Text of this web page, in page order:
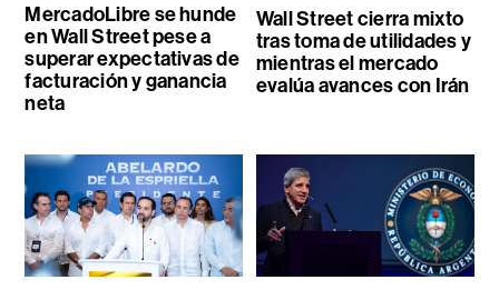
MercadoLibre se hunde
en Wall Street pese a
superar expectativas de
facturación y ganancia
neta
Wall Street cierra mixto
tras toma de utilidades y
mientras el mercado
evalúa avances con Irán